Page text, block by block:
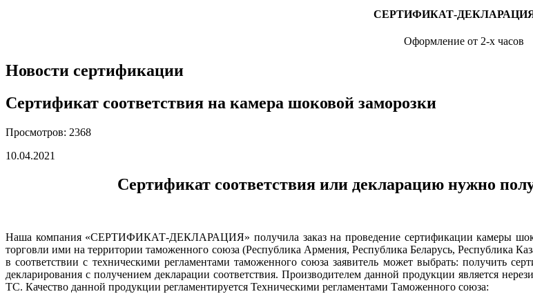
СЕРТИФИКАТ-
Оформление от 2-х часов
Новости сертификации
Сертификат соответствия на камера шоковой заморозки
Просмотров: 2368
10.04.2021
Сертификат соответствия или декларацию нужно
Наша компания «СЕРТИФИКАТ-ДЕКЛАРАЦИЯ» получила заказ на проведение сертификации камеры
торговли ими на территории таможенного союза (Республика Армения, Республика Беларусь, Республика
в соответствии с техническими регламентами таможенного союза заявитель может выбрать: получить
декларирования с получением декларации соответствия. Производителем данной продукции является
ТС. Качество данной продукции регламентируется Техническими регламентами Таможенного союза: